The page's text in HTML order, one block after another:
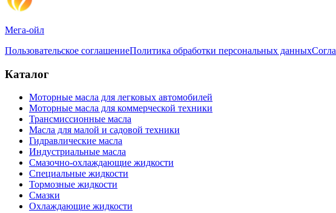
Мега-ойл
Пользовательское соглашениеПолитика обработки персональных данных
Каталог
Моторные масла для легковых автомобилей
Моторные масла для коммерческой техники
Трансмиссионные масла
Масла для малой и садовой техники
Гидравлические масла
Индустриальные масла
Смазочно-охлаждающие жидкости
Специальные жидкости
Тормозные жидкости
Смазки
Охлаждающие жидкости